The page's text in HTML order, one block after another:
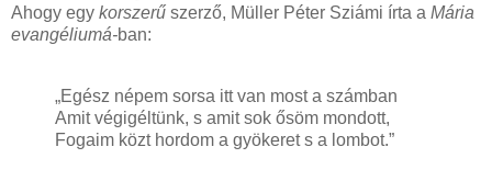
Ahogy egy korszerű szerző, Müller Péter Sziámi írta a Mária
evangéliumá-ban:
„Egész népem sorsa itt van most a számban
Amit végigéltünk, s amit sok ősöm mondott,
Fogaim közt hordom a gyökeret s a lombot.”